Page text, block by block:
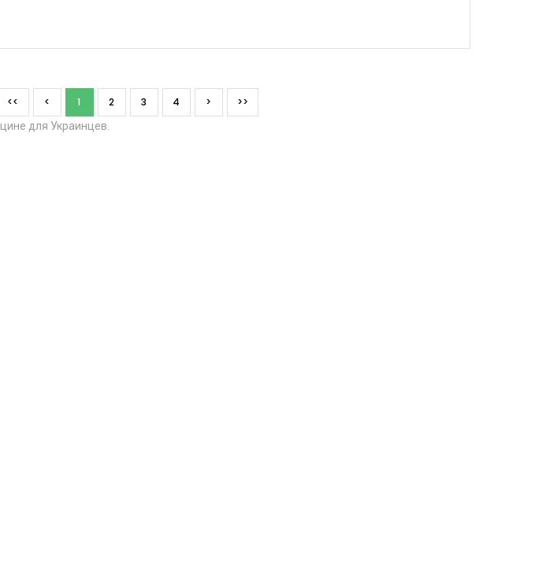
<< < 1 2 3 4 > >>
для Украинцев.